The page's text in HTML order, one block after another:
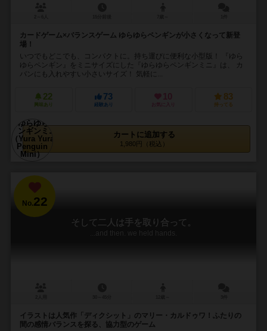
カードゲーム×バランスゲーム ゆらゆらペンギンが小さくなって新登
場！
いつでもどこでも、コンパクトに。持ち運びに便利な小型版！ 『ゆら
ゆらペンギン』をミニサイズにした『ゆらゆらペンギンミニ』は、 カ
バンにも入れやすい小さいサイズ！ 気軽に...
22
興味あり
73
経験あり
10
お気に入り
83
持ってる
カートに追加する
1,980円（税込）
No.22
そして二人は手を取り合って。
...and then. we held hands.
イラストは人気作「ディクシット」のマリー・カルドゥワ！ふたりの
間の感情バランスを探る、協力型のゲーム